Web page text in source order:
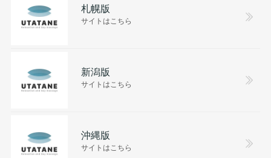
札幌版
サイトはこちら
新潟版
サイトはこちら
沖縄版
サイトはこちら